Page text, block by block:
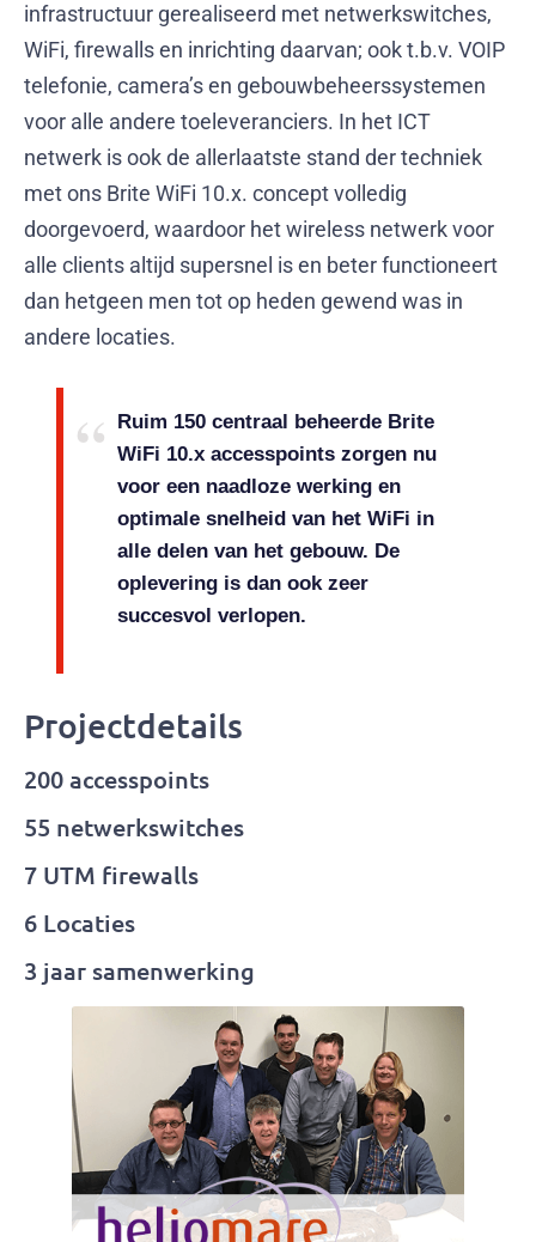
infrastructuur gerealiseerd met netwerkswitches,
WiFi, firewalls en inrichting daarvan; ook t.b.v. VOIP
telefonie, camera’s en gebouwbeheerssystemen
voor alle andere toeleveranciers. In het ICT
netwerk is ook de allerlaatste stand der techniek
met ons Brite WiFi 10.x. concept volledig
doorgevoerd, waardoor het wireless netwerk voor
alle clients altijd supersnel is en beter functioneert
dan hetgeen men tot op heden gewend was in
andere locaties.
Ruim 150 centraal beheerde Brite
WiFi 10.x accesspoints zorgen nu
voor een naadloze werking en
optimale snelheid van het WiFi in
alle delen van het gebouw. De
oplevering is dan ook zeer
succesvol verlopen.
Projectdetails
200 accesspoints
55 netwerkswitches
7 UTM firewalls
6 Locaties
3 jaar samenwerking